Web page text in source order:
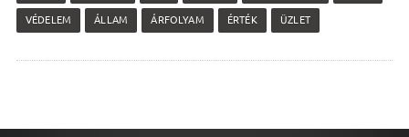
VÉDELEM ÁLLAM ÁRFOLYAM ÉRTÉK ÜZLET